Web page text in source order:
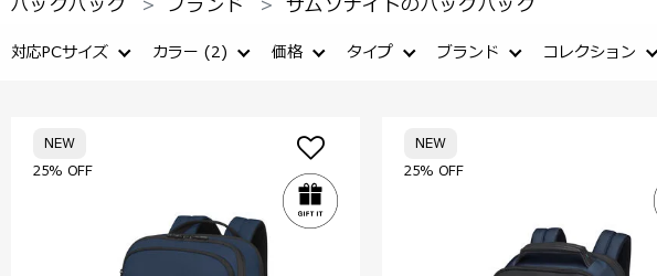
バックパック ブランド サムソナイトのバックパック
カラー (2) 価格 ブランド コレクション
タイプ
対応PCサイズ
25% OFF
NEW
25% OFF
NEW